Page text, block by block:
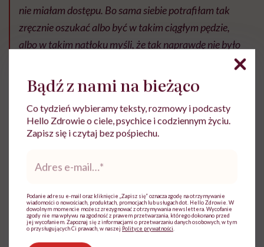
nie miałam dostępu. Bo sama siebie potrafiłam tak
zręcznie oszukać albo być w takim ciągłym pędzie,
albo w takim natłoku myśli, że tak naprawdę nie było
czasu albo możliwości, albo przestrzeni, a raczej tych
wszystkich rzeczy na to, żeby usiąść w ciszy i
zrozumieć, co się w ogóle we mnie dzieje” – dodała.
Do wyświetlenia tego materiału z zewnętrznego
serwisu (Instagram, Facebook, YouTube, itp.)
wymagana jest zgoda na pliki cookie.
Zmień ustawienia
Bądź z nami na bieżąco
Co tydzień wybieramy teksty, rozmowy i podcasty
Hello Zdrowie o ciele, psychice i codziennym życiu.
Zapisz się i czytaj bez pośpiechu.
*
Podanie adresu e-mail oraz kliknięcie „Zapisz się” oznacza zgodę na otrzymywanie
wiadomości o nowościach, produktach, promocjach lub usługach dot. Hello Zdrowie. W
dowolnym momencie możesz zrezygnować z otrzymywania newslettera. Wycofanie
zgody nie ma wpływu na zgodność z prawem przetwarzania, którego dokonano przed
jej wycofaniem. Zapoznaj się z informacjami o przetwarzaniu danych osobowych, w tym
o przysługujących Ci prawach, w naszej Polityce prywatności